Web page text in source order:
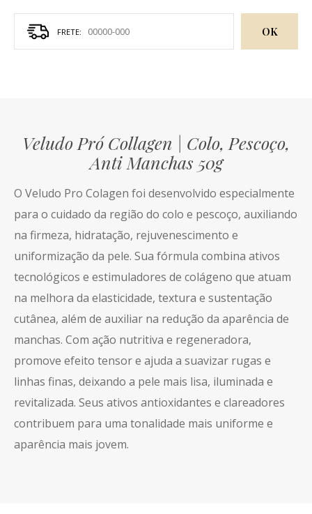
OK
Veludo Pró Collagen | Colo, Pescoço,
Anti Manchas 50g
O Veludo Pro Colagen foi desenvolvido especialmente
para o cuidado da região do colo e pescoço, auxiliando
na firmeza, hidratação, rejuvenescimento e
uniformização da pele. Sua fórmula combina ativos
tecnológicos e estimuladores de colágeno que atuam
na melhora da elasticidade, textura e sustentação
cutânea, além de auxiliar na redução da aparência de
manchas. Com ação nutritiva e regeneradora,
promove efeito tensor e ajuda a suavizar rugas e
linhas finas, deixando a pele mais lisa, iluminada e
revitalizada. Seus ativos antioxidantes e clareadores
contribuem para uma tonalidade mais uniforme e
aparência mais jovem.